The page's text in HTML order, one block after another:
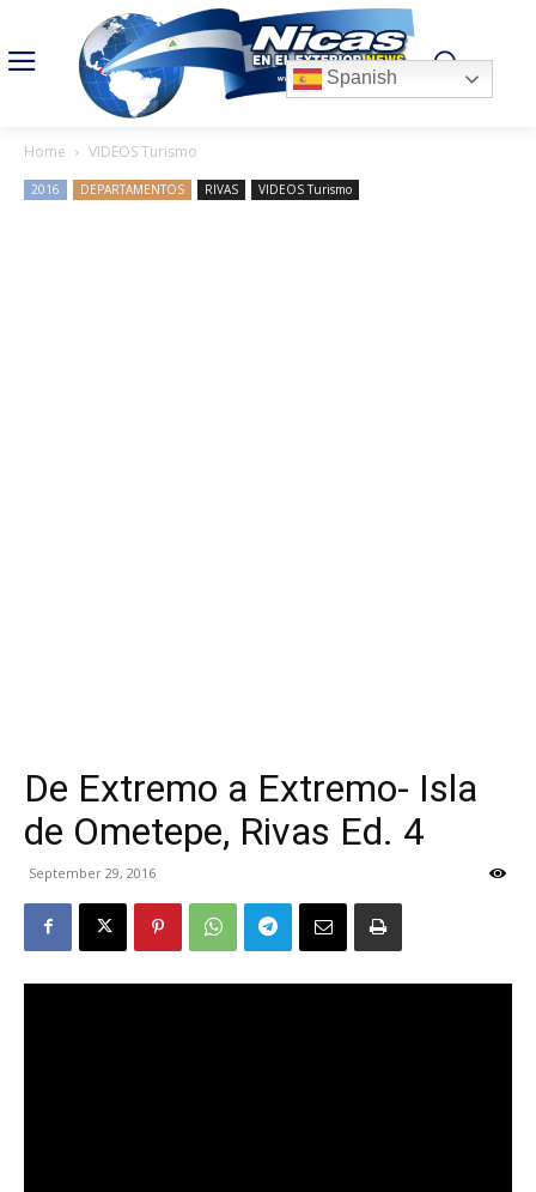
Home VIDEOS Turismo
2016 DEPARTAMENTOS RIVAS VIDEOS Turismo
De Extremo a Extremo- Isla
de Ometepe, Rivas Ed. 4
September 29, 2016
Spanish